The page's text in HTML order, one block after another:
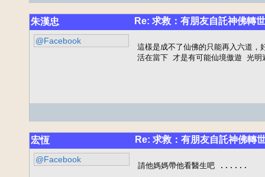
朱漢忠 Re: 求救：有朋友自託神佛轉世
@Facebook
這樣是成不了仙佛的只能再入六
活在當下 才是有可能仙境傲遊 光明
宏恆 Re: 求救：有朋友自託神佛轉
@Facebook
請他媽媽帶他看醫生吧 ......